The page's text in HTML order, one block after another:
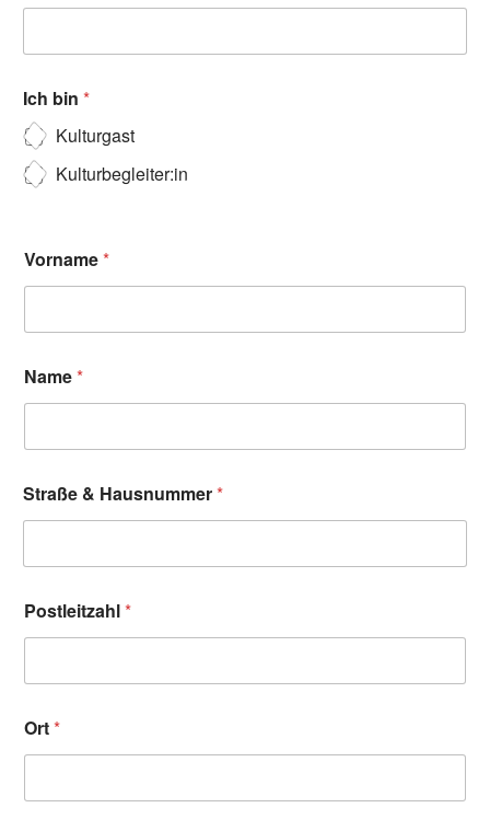
Ich bin *
Kulturgast
Kulturbegleiter:in
Vorname*
Name*
Straße & Hausnummer*
Postleitzahl*
Ort*